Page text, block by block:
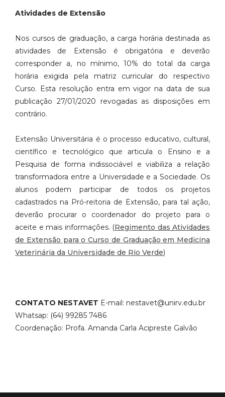
Atividades de Extensão
Nos cursos de graduação, a carga horária destinada as
atividades de Extensão é obrigatória e deverão
corresponder a, no mínimo, 10% do total da carga
horária exigida pela matriz curricular do respectivo
Curso. Esta resolução entra em vigor na data de sua
publicação 27/01/2020 revogadasas disposições em
contrário.
Extensão Universitária é o processo educativo, cultural,
científico e tecnológico que articula o Ensino e a
Pesquisa de forma indissociável e viabiliza a relação
transformadora entre a Universidade e a Sociedade. Os
alunos podem participar de todos os projetos
cadastrados na Pró-reitoria de Extensão, para tal ação,
deverão procurar o coordenador do projeto para o
aceite e mais informações. (Regimento das Atividades
de Extensão para o Curso de Graduação em Medicina
Veterinária da Universidade de Rio Verde)
CONTATO NESTAVET E-mail: nestavet@unirv.edu.br
Whatsap: (64) 99285 7486
Coordenação: Profa. Amanda Carla Acipreste Galvão